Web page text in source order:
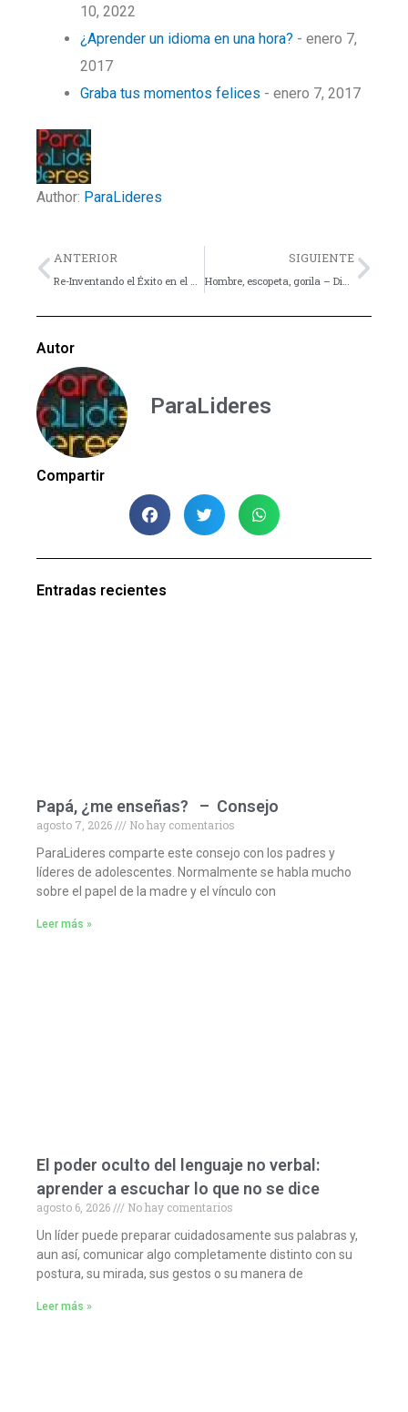
10, 2022
¿Aprender un idioma en una hora? - enero 7,
2017
Graba tus momentos felices - enero 7, 2017
Author: ParaLideres
Previo
ANTERIOR
Re-Inventando el Éxito en el Ministerio Juvenil – Artículo/Presentación
SIGUIENTE
Hombre, escopeta, gorila – Dinámica
Autor
ParaLideres
Compartir
Entradas recientes
Papá, ¿me enseñas? – Consejo
agosto 7, 2026
No hay comentarios
ParaLideres comparte este consejo con los padres y
líderes de adolescentes. Normalmente se habla mucho
sobre el papel de la madre y el vínculo con
Leer más »
El poder oculto del lenguaje no verbal:
aprender a escuchar lo que no se dice
agosto 6, 2026
No hay comentarios
Un líder puede preparar cuidadosamente sus palabras y,
aun así, comunicar algo completamente distinto con su
postura, su mirada, sus gestos o su manera de
Leer más »